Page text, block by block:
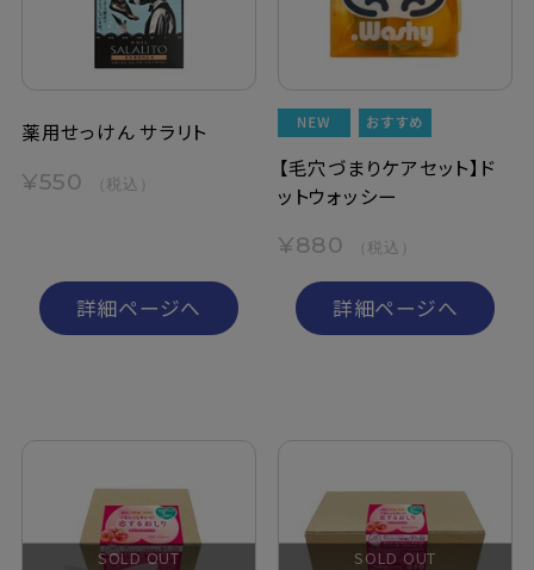
薬用せっけん サラリト
¥550 （税込）
詳細ページへ
【毛穴づまりケアセット】ド
ットウォッシー
¥880 （税込）
詳細ページへ
SOLD OUT SOLD OUT